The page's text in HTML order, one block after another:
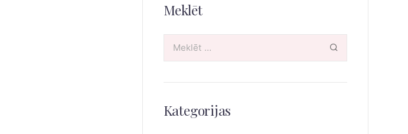
Meklēt
Kategorijas